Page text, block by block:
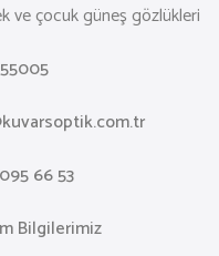
ve çocuk güneş gözlükleri
66 53
Bilgilerimiz